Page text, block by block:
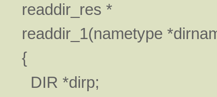
readdir_res *
readdir_1(nametype
{
DIR *dirp;